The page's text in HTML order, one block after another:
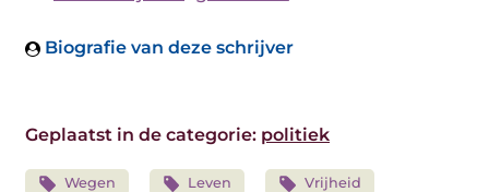
Biografie van deze schrijver
Geplaatst in de categorie: politiek
Wegen Leven Vrijheid